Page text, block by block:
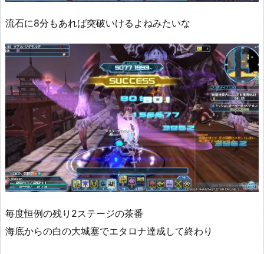
流石に8分もあれば突破いけるよねみたいな
毎度恒例の残り2ステージの茶番
海底からの白の大城塞でエタロナ達成して終わり